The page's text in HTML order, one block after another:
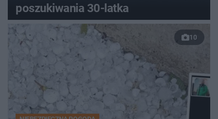
poszukiwania 30-latka
10